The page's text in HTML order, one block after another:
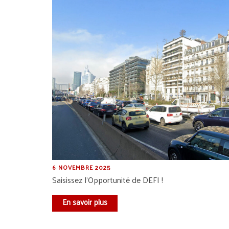
6 NOVEMBRE 2025
Saisissez l’Opportunité de DEFI !
En savoir plus